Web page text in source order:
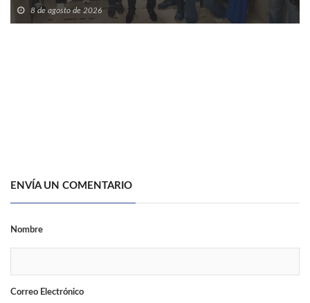
SNTISSSTE en Tamaulipas.
8 de agosto de 2026
ENVÍA UN COMENTARIO
Nombre
Correo Electrónico